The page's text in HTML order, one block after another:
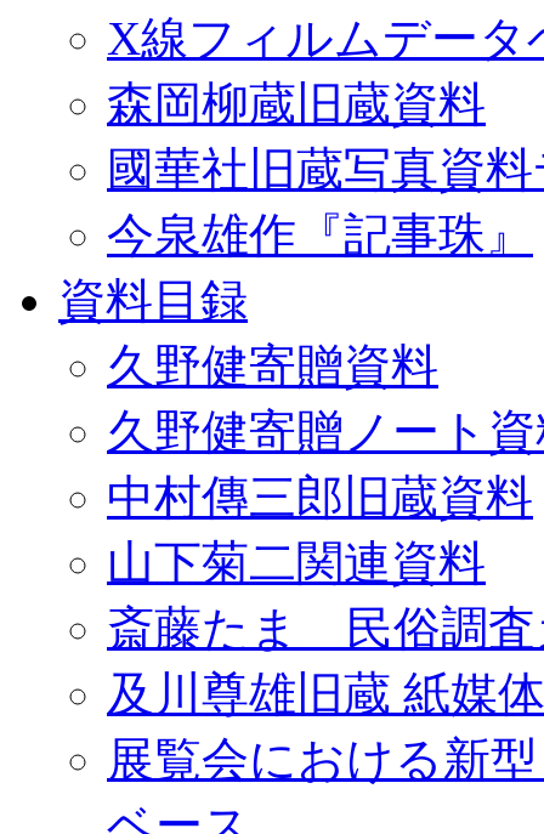
X線フィルムデータ
森岡柳蔵旧蔵資料
國華社旧蔵写真資
今泉雄作『記事珠』
資料目録
久野健寄贈資料
久野健寄贈ノート
中村傳三郎旧蔵資料
山下菊二関連資料
斎藤たま 民俗調査
及川尊雄旧蔵 紙媒
展覧会における新